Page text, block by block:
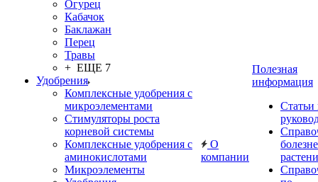
Огурец
Кабачок
Баклажан
Перец
Травы
+ ЕЩЕ 7
Удобрения
Комплексные удобрения с
микроэлементами
Стимуляторы роста
корневой системы
Комплексные удобрения с
аминокислотами
Микроэлементы
О
компании
Полезная
информация
Статьи